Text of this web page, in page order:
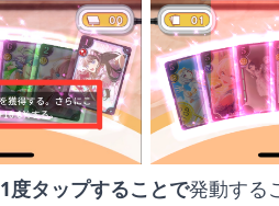
1度タップすることで発動する